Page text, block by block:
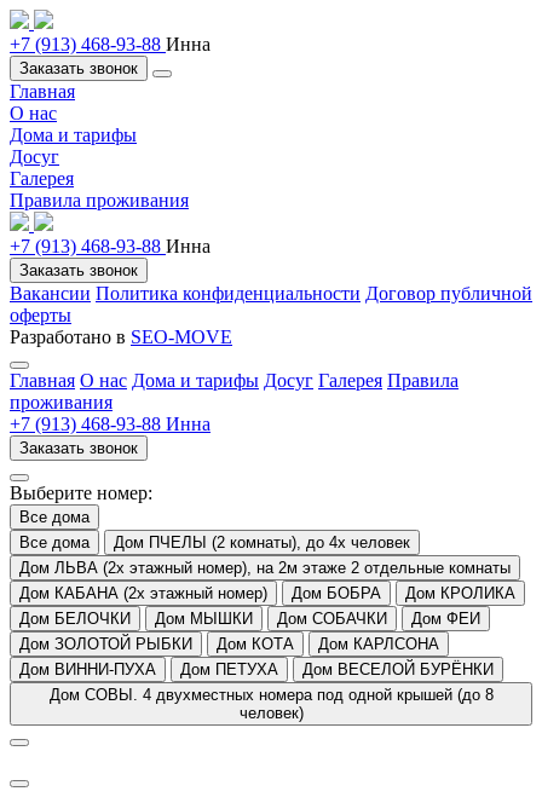
+7 (913) 468-93-88 Инна
Заказать звонок
Главная
О нас
Дома и тарифы
Досуг
Галерея
Правила проживания
+7 (913) 468-93-88 Инна
Заказать звонок
Вакансии Политика конфиденциальности Договор публичной
оферты
Разработано в SEO-MOVE
Главная О нас Дома и тарифы Досуг Галерея Правила
проживания
+7 (913) 468-93-88 Инна
Заказать звонок
Выберите номер:
Все дома
Все дома
Дом ПЧЕЛЫ (2 комнаты), до 4х человек
Дом ЛЬВА (2х этажный номер), на 2м этаже 2 отдельные комнаты
Дом КАБАНА (2х этажный номер)
Дом БОБРА
Дом КРОЛИКА
Дом БЕЛОЧКИ
Дом МЫШКИ Дом СОБАЧКИ
Дом ФЕИ
Дом ЗОЛОТОЙ РЫБКИ
Дом КОТА
Дом КАРЛСОНА
Дом ВИННИ-ПУХА
Дом ПЕТУХА
Дом ВЕСЕЛОЙ БУРЁНКИ
Дом СОВЫ. 4 двухместных номера под одной крышей (до 8
человек)